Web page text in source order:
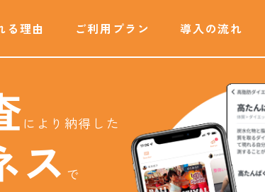
る理由 ご利用プラン 導入の流れ
により納得した
ス で